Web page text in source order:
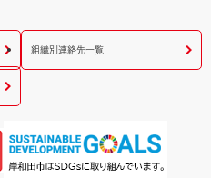
組織別連絡先一覧